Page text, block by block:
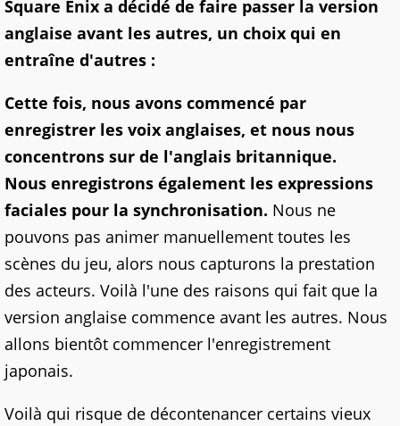
Square Enix a décidé de faire passer la version
anglaise avant les autres, un choix qui en
entraîne d'autres :
Cette fois, nous avons commencé par
enregistrer les voix anglaises, et nous nous
concentrons sur de l'anglais britannique.
Nous enregistrons également les expressions
faciales pour la synchronisation. Nous ne
pouvons pas animer manuellement toutes les
scènes du jeu, alors nous capturons la prestation
des acteurs. Voilà l'une des raisons qui fait que la
version anglaise commence avant les autres. Nous
allons bientôt commencer l'enregistrement
japonais.
Voilà qui risque de décontenancer certains vieux